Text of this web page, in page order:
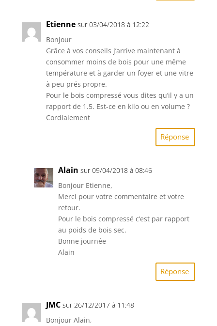
Etienne sur 03/04/2018 à 12:22
Bonjour
Grâce à vos conseils j’arrive maintenant à
consommer moins de bois pour une même
température et à garder un foyer et une vitre
à peu prés propre.
Pour le bois compressé vous dites qu’il y a un
rapport de 1.5. Est-ce en kilo ou en volume ?
Cordialement
Réponse
Alain sur 09/04/2018 à 08:46
Bonjour Etienne,
Merci pour votre commentaire et votre
retour.
Pour le bois compressé c’est par rapport
au poids de bois sec.
Bonne journée
Alain
Réponse
JMC sur 26/12/2017 à 11:48
Bonjour Alain,